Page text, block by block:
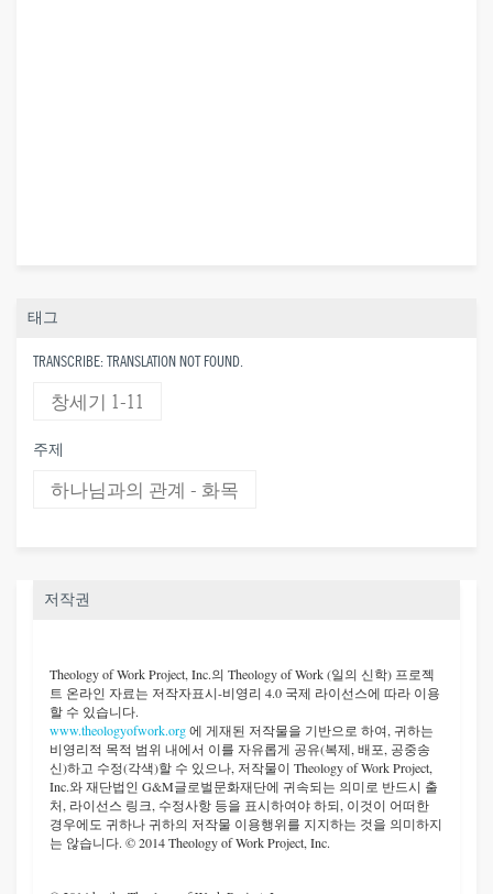
태그
TRANSCRIBE: TRANSLATION NOT FOUND.
창세기 1-11
주제
하나님과의 관계 - 화목
저작권
Theology of Work Project, Inc.의 Theology of Work (일의 신학) 프로젝
트 온라인 자료는 저작자표시-비영리 4.0 국제 라이선스에 따라 이용
할 수 있습니다.
www.theologyofwork.org에 게재된 저작물을 기반으로 하여, 귀하는
비영리적 목적 범위 내에서 이를 자유롭게 공유(복제, 배포, 공중송
신)하고 수정(각색)할 수 있으나, 저작물이 Theology of Work Project,
Inc.와 재단법인 G&M글로벌문화재단에 귀속되는 의미로 반드시 출
처, 라이선스 링크, 수정사항 등을 표시하여야 하되, 이것이 어떠한
경우에도 귀하나 귀하의 저작물 이용행위를 지지하는 것을 의미하지
는 않습니다. © 2014 Theology of Work Project, Inc.